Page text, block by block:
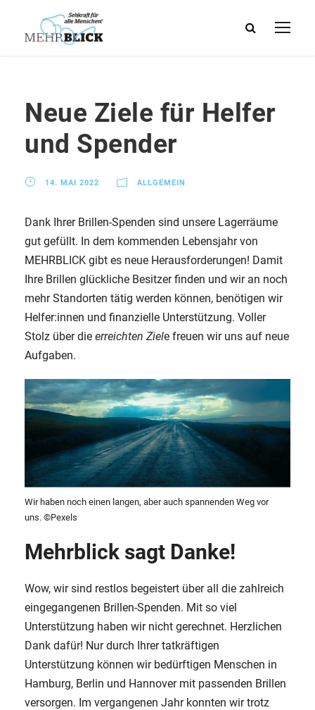
Neue Ziele für Helfer
und Spender
14. MAI 2022 ALLGEMEIN
Dank Ihrer Brillen-Spenden sind unsere Lagerräume
gut gefüllt. In dem kommenden Lebensjahr von
MEHRBLICK gibt es neue Herausforderungen! Damit
Ihre Brillen glückliche Besitzer finden und wir an noch
mehr Standorten tätig werden können, benötigen wir
Helfer:innen und finanzielle Unterstützung. Voller
Stolz über die erreichten Ziele freuen wir uns auf neue
Aufgaben.
Wir haben noch einen langen, aber auch spannenden Weg vor
uns. ©Pexels
Mehrblick sagt Danke!
Wow, wir sind restlos begeistert über all die zahlreich
eingegangenen Brillen-Spenden. Mit so viel
Unterstützung haben wir nicht gerechnet. Herzlichen
Dank dafür! Nur durch Ihrer tatkräftigen
Unterstützung können wir bedürftigen Menschen in
Hamburg, Berlin und Hannover mit passenden Brillen
versorgen. Im vergangenen Jahr konnten wir trotz